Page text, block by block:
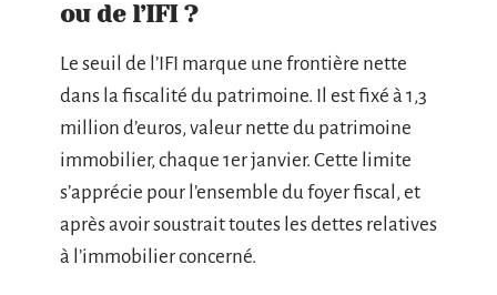
ou de l’IFI ?
Le seuil de l’IFI marque une frontière nette
dans la fiscalité du patrimoine. Il est fixé à 1,3
million d’euros, valeur nette du patrimoine
immobilier, chaque 1er janvier. Cette limite
s’apprécie pour l’ensemble du foyer fiscal, et
après avoir soustrait toutes les dettes relatives
à l’immobilier concerné.